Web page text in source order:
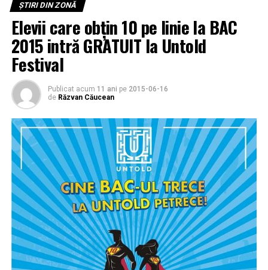
ŞTIRI DIN ZONĂ
Elevii care obțin 10 pe linie la BAC
2015 intră GRATUIT la Untold
Festival
Publicat acum 11 ani pe 2015-06-16
de Răzvan Căucean